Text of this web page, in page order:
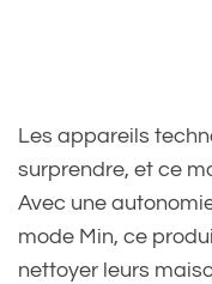
Les appareils
surprendre, et ce
Avec une
mode Min, ce
nettoyer leurs